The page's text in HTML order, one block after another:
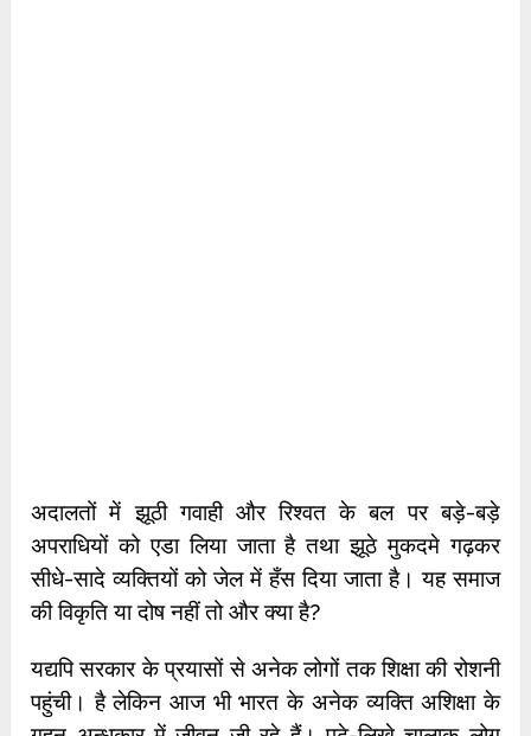
अदालतों में झूठी गवाही और रिश्वत के बल पर बड़े-बड़े
अपराधियों को एडा लिया जाता है तथा झूठे मुकदमे गढ़कर
सीधे-सादे व्यक्तियों को जेल में हँस दिया जाता है। यह समाज
की विकृति या दोष नहीं तो और क्या है?
यद्यपि सरकार के प्रयासों से अनेक लोगों तक शिक्षा की रोशनी
पहुंची। है लेकिन आज भी भारत के अनेक व्यक्ति अशिक्षा के